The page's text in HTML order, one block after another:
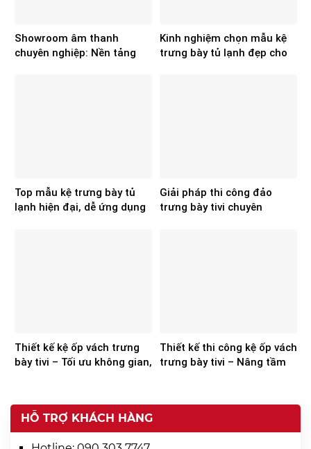
Showroom âm thanh
chuyên nghiệp: Nền tảng
Kinh nghiệm chọn mẫu kệ
trưng bày tủ lạnh đẹp cho
Top mẫu kệ trưng bày tủ
lạnh hiện đại, dễ ứng dụng
Giải pháp thi công đảo
trưng bày tivi chuyên
Thiết kế kệ ốp vách trưng
bày tivi – Tối ưu không gian,
Thiết kế thi công kệ ốp vách
trưng bày tivi – Nâng tầm
HỖ TRỢ KHÁCH HÀNG